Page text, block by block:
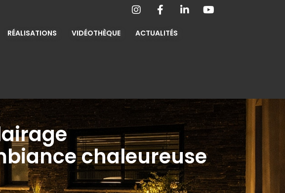
RÉALISATIONS VIDÉOTHÈQUE ACTUALITÉS
chaleureuse